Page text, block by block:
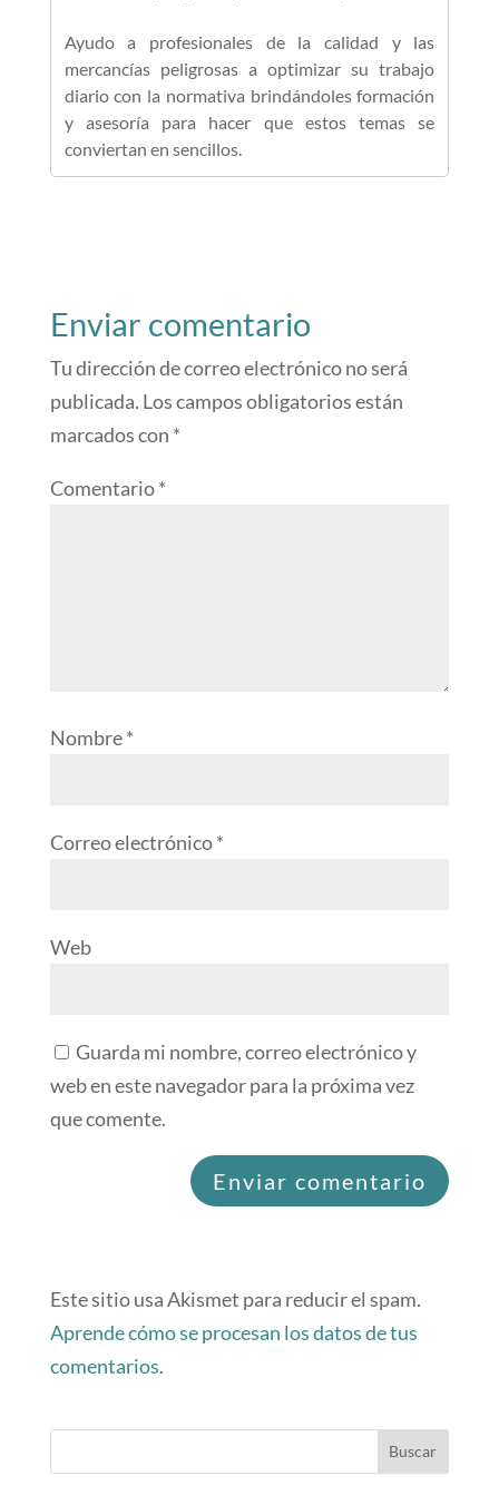
Ayudo a profesionales de la calidad y las
mercancías peligrosas a optimizar su trabajo
diario con la normativa brindándoles formación
y asesoría para hacer que estos temas se
conviertan en sencillos.
Enviar comentario
Tu dirección de correo electrónico no será
publicada. Los campos obligatorios están
marcados con *
Comentario*
Nombre*
Correo electrónico*
Web
Guarda mi nombre, correo electrónico y
web en este navegador para la próxima vez
que comente.
Este sitio usa Akismet para reducir el spam.
Aprende cómo se procesan los datos de tus
comentarios.